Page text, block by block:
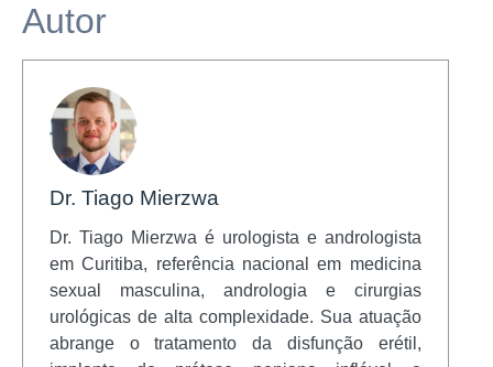
Autor
Dr. Tiago Mierzwa
Dr. Tiago Mierzwa é urologista e andrologista
em Curitiba, referência nacional em medicina
sexual masculina, andrologia e cirurgias
urológicas de alta complexidade. Sua atuação
abrange o tratamento da disfunção erétil,